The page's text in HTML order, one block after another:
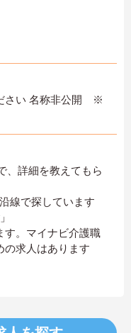
さい 名称非公開 ※
、詳細を教えてもら
線で探しています
す。マイナビ介護職
の求人はあります